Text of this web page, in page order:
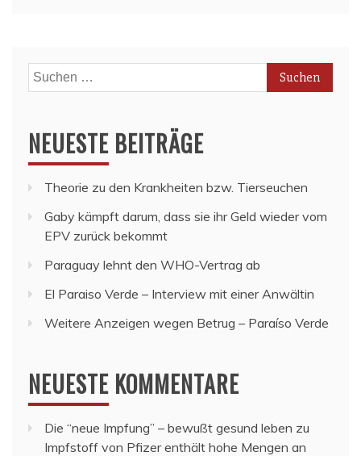
Suchen
nach:
NEUESTE BEITRÄGE
Theorie zu den Krankheiten bzw. Tierseuchen
Gaby kämpft darum, dass sie ihr Geld wieder vom
EPV zurück bekommt
Paraguay lehnt den WHO-Vertrag ab
El Paraiso Verde – Interview mit einer Anwältin
Weitere Anzeigen wegen Betrug – Paraíso Verde
NEUESTE KOMMENTARE
Die “neue Impfung” – bewußt gesund leben zu
Impfstoff von Pfizer enthält hohe Mengen an